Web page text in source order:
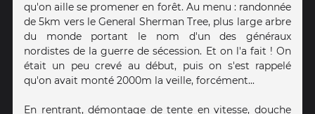
qu'on aille se promener en forêt. Au menu : randonnée
de 5km vers le General Sherman Tree, plus large arbre
du monde portant le nom d'un des généraux
nordistes de la guerre de sécession. Et on l'a fait ! On
était un peu crevé au début, puis on s'est rappelé
qu'on avait monté 2000m la veille, forcément...
En rentrant, démontage de tente en vitesse, douche